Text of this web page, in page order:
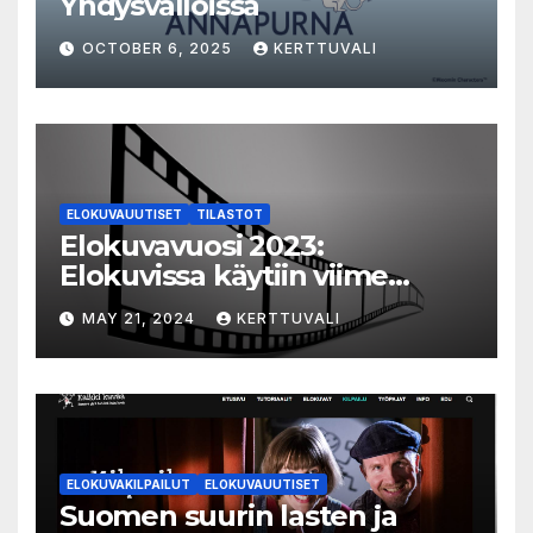
OCTOBER 6, 2025 KERTTUVALI
ELOKUVAUUTISET TILASTOT
Elokuvavuosi 2023:
Elokuvissa käytiin viime
vuonna 7,2 miljoonaa kertaa
ympäri Suomen
MAY 21, 2024 KERTTUVALI
ELOKUVAKILPAILUT ELOKUVAUUTISET
Suomen suurin lasten ja